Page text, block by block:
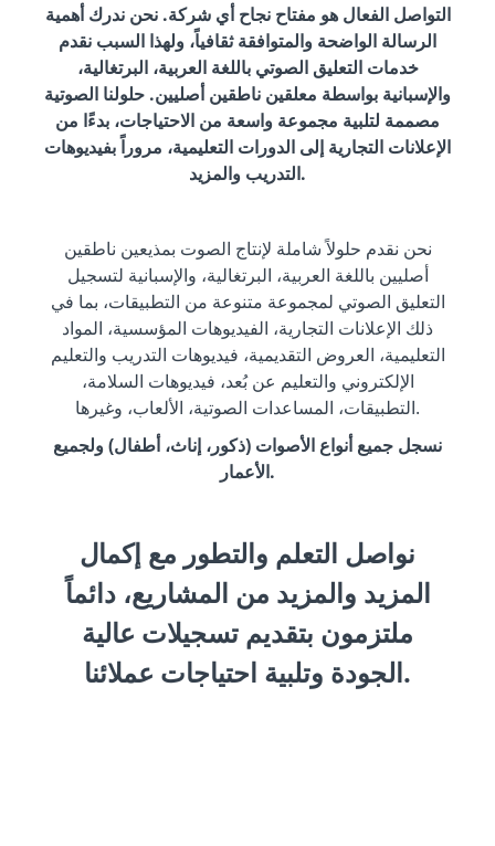
التواصل الفعال هو مفتاح نجاح أي شركة. نحن ندرك أهمية
الرسالة الواضحة والمتوافقة ثقافياً، ولهذا السبب نقدم
خدمات التعليق الصوتي باللغة العربية، البرتغالية،
والإسبانية بواسطة معلقين ناطقين أصليين. حلولنا الصوتية
مصممة لتلبية مجموعة واسعة من الاحتياجات، بدءًا من
الإعلانات التجارية إلى الدورات التعليمية، مروراً بفيديوهات
التدريب والمزيد.
نحن نقدم حلولاً شاملة لإنتاج الصوت بمذيعين ناطقين
أصليين باللغة العربية، البرتغالية، والإسبانية لتسجيل
التعليق الصوتي لمجموعة متنوعة من التطبيقات، بما في
ذلك الإعلانات التجارية، الفيديوهات المؤسسية، المواد
التعليمية، العروض التقديمية، فيديوهات التدريب والتعليم
الإلكتروني والتعليم عن بُعد، فيديوهات السلامة،
التطبيقات، المساعدات الصوتية، الألعاب، وغيرها.
نسجل جميع أنواع الأصوات (ذكور، إناث، أطفال) ولجميع
الأعمار.
نواصل التعلم والتطور مع إكمال
المزيد والمزيد من المشاريع، دائماً
ملتزمون بتقديم تسجيلات عالية
الجودة وتلبية احتياجات عملائنا.